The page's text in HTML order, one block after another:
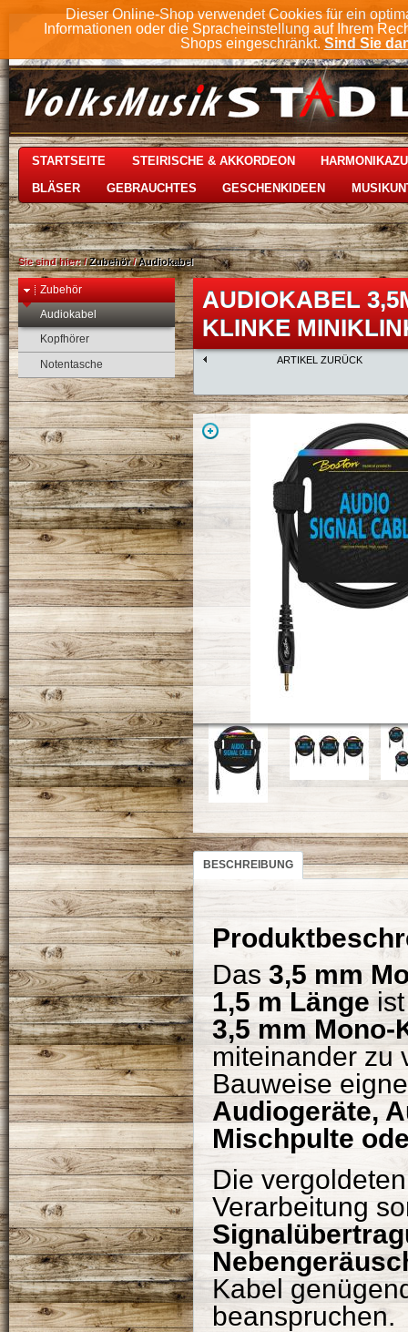
Dieser Online-Shop verwendet Cookies für ein
Informationen oder die Spracheinstellung auf Ihrem
Shops eingeschränkt. Sind Sie
STARTSEITE STEIRISCHE & AKKORDEON
BLÄSER GEBRAUCHTES GESCHENKIDEEN
Sie sind hier:/Zubehör/Audiokabel
Zubehör
Audiokabel
Kopfhörer
Notentasche
AUDIOKABEL
KLINKE
ARTIKEL ZURÜCK
BESCHREIBUNG
Das 3,5 mm
1,5 m Länge
3,5 mm
miteinander zu
Bauweise
Audiogeräte,
Mischpulte
Die
Verarbeitung
Kabel
beanspruchen.